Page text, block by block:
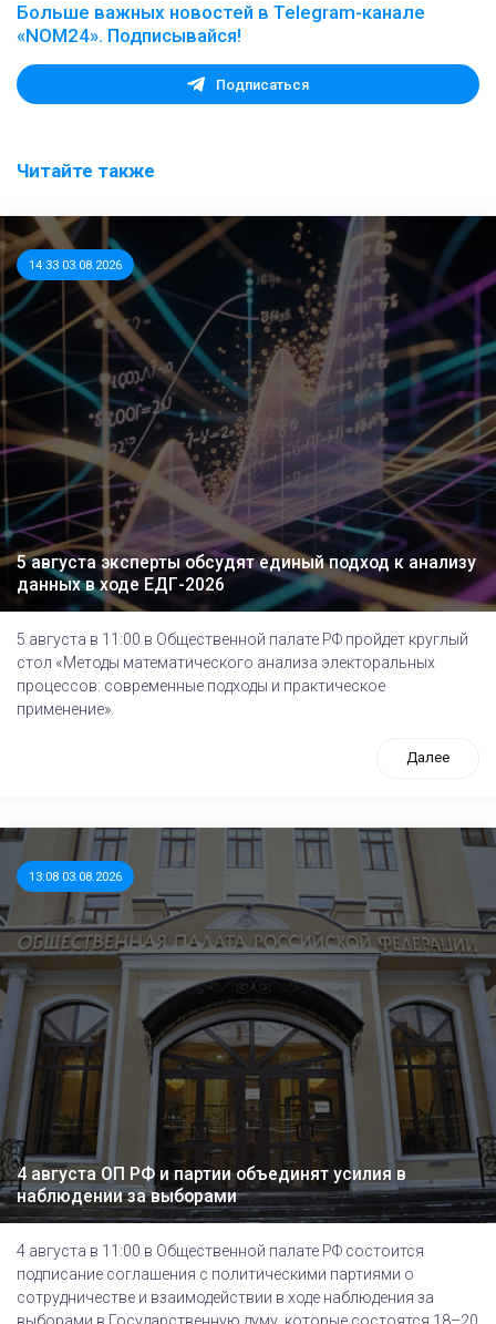
Больше важных новостей в Telegram-канале
«NOM24». Подписывайся!
Подписаться
Читайте также
14:33 03.08.2026
5 августа эксперты обсудят единый подход к анализу
данных в ходе ЕДГ-2026
5 августа в 11:00 в Общественной палате РФ пройдет круглый
стол «Методы математического анализа электоральных
процессов: современные подходы и практическое
применение».
Далее
13:08 03.08.2026
4 августа ОП РФ и партии объединят усилия в
наблюдении за выборами
4 августа в 11:00 в Общественной палате РФ состоится
подписание соглашения с политическими партиями о
сотрудничестве и взаимодействии в ходе наблюдения за